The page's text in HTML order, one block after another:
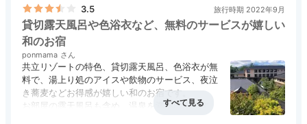
施設スタッフのおすすめ
販売支配人 の鈴木さん
全客室露天風呂付でお部屋にいながら温泉を愉しめま
す。また、館内の中庭では四季折々で雰囲気が違うの
で、お越しいただく度にお楽しみいただけます。
この値段でお部屋に温泉半露天風呂がついてるの
で、温泉風呂付きビジネスホテルだと思えば、
食事も接客もこれで十分だと思います。
注意点は、貸切風呂の床は滑りやすくて危険なの
で気をつけてください。
腰痛治しに行ったのに、腰を打ってしまいまし
た。
3.5 旅行時期 2022年9月
貸切露天風呂や色浴衣など、無料のサービスが嬉しい
和のお宿
ponmama
共立リゾートの特色、貸切露天風呂、色浴衣が無
料で、湯上り処のアイスや飲物のサービス、夜泣
き蕎麦などお得感が嬉しい和のお宿です。
お部屋の露天風呂も含め、温泉を満喫出来ます。